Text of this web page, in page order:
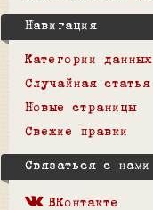
Навигация
Категории данных
Случайная статья
Новые страницы
Свежие правки
Связаться с нами
ВКонтакте